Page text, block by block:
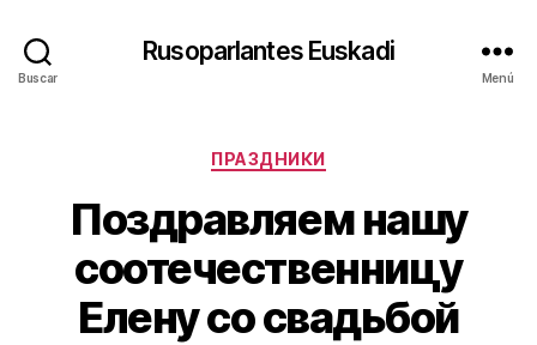
Buscar
Rusoparlantes Euskadi
Menú
Categorías
ПРАЗДНИКИ
Поздравляем нашу
соотечественницу
Елену со свадьбой